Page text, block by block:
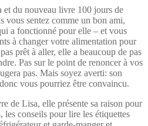
et du nouveau livre 100 jours de
vous sentez comme un bon ami,
a fonctionné pour elle – et vous
à changer votre alimentation pour
prêt à aller, elle a beaucoup de pas
Pas sur le point de renoncer à vos
pas. Mais soyez averti: son
vous pourriez être convaincu.
de Lisa, elle présente sa raison pour
les conseils pour lire les étiquettes